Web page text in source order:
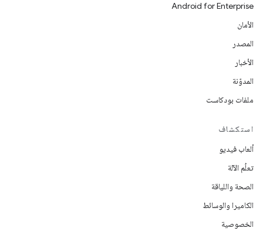
Android for Enterprise
الأمان
المصدر
الأخبار
المدوّنة
ملفات بودكاست
استكشاف
ألعاب فيديو
تعلُم الآلة
الصحة واللياقة
الكاميرا والوسائط
الخصوصية